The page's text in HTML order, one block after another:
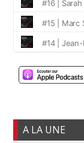
A LA UNE